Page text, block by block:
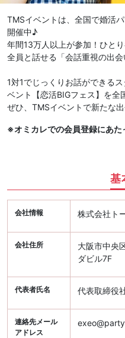
TMSイベントは、全国で婚活
開催中♪
年間13万人以上が参加！ひと
全員と話せる「会話重視の出会
1対1でじっくりお話ができる
ベント【恋活BIGフェス】を全
ぜひ、TMSイベントで新たな
※オミカレでの会員登録にあた
基
会社情報 株式会社ト
会社住所
大阪市中央
ダビル7F
代表者氏名 代表取締役
連絡先メール
アドレス